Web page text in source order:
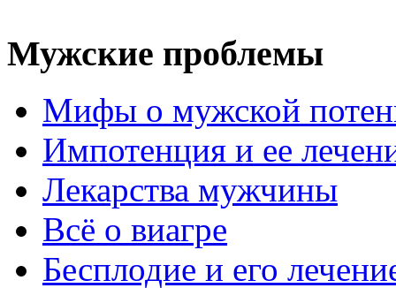
Мужские проблемы
Мифы о мужской
Импотенция и ее
Лекарства мужчины
Всё о виагре
Бесплодие и его